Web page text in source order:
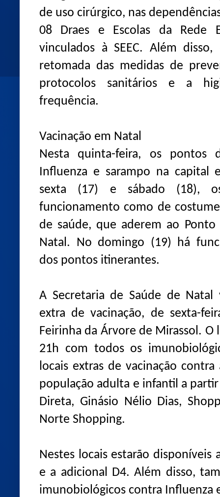
de uso cirúrgico, nas
08 Draes e Escolas da Rede
vinculados à SEEC. Além
retomada das medidas de
protocolos sanitários e a
frequência.
Vacinação em Natal
Nesta quinta-feira, os pontos
Influenza e sarampo na capital
sexta (17) e sábado (18),
funcionamento como de
de saúde, que aderem ao
Natal. No domingo (19) há
dos pontos itinerantes.
A Secretaria de Saúde de
extra de vacinação, de sexta-
Feirinha da Árvore de Mirassol. O
21h com todos os
locais extras de vacinação
população adulta e infantil a
Direta, Ginásio Nélio Dias,
Norte Shopping.
Nestes locais estarão disponíveis
e a adicional D4. Além disso,
imunobiológicos contra Influenza